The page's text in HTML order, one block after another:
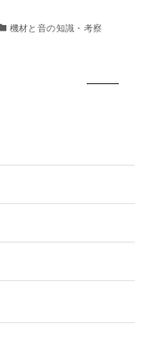
機材と音の知識・考察